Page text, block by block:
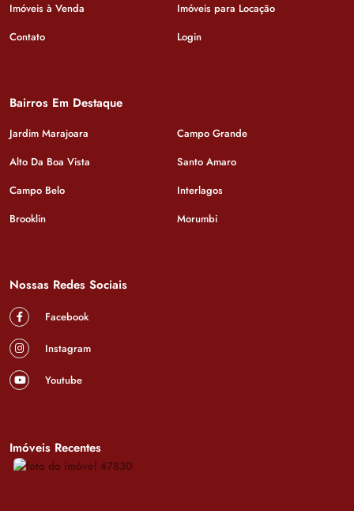
Imóveis à Venda
Imóveis para Locação
Contato
Login
Bairros Em Destaque
Jardim Marajoara
Campo Grande
Alto Da Boa Vista
Santo Amaro
Campo Belo
Interlagos
Brooklin
Morumbi
Nossas Redes Sociais
Facebook
Instagram
Youtube
Imóveis Recentes